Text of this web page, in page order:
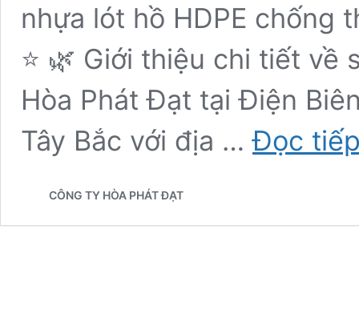
nhựa lót hồ HDPE chống
⭐ 🌿 Giới thiệu chi tiết về
Hòa Phát Đạt tại Điện
Tây Bắc với địa …Đọc
CÔNG TY HÒA PHÁT ĐẠT